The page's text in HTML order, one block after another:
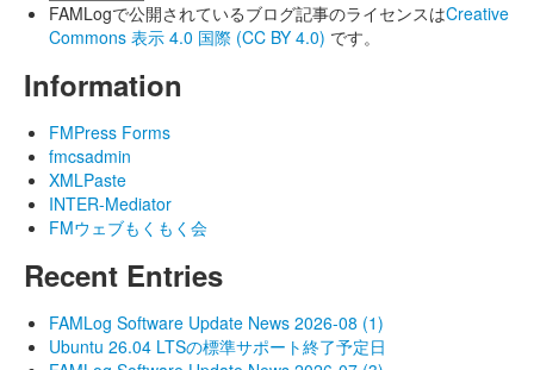
FAMLogで公開されているブログ記事のライセンスはCreative
Commons 表示 4.0 国際 (CC BY 4.0) です。
Information
FMPress Forms
fmcsadmin
XMLPaste
INTER-Mediator
FMウェブもくもく会
Recent Entries
FAMLog Software Update News 2026-08 (1)
Ubuntu 26.04 LTSの標準サポート終了予定日